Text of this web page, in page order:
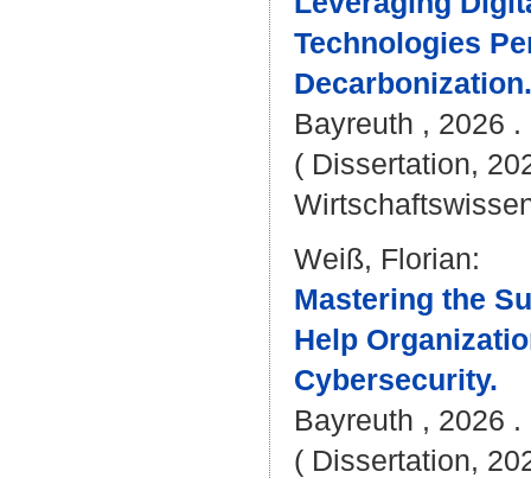
Technologies
Decarbonization.
Bayreuth , 2026
( Dissertation,
Weiß, Florian:
Mastering the
Help
Cybersecurity.
Bayreuth , 2026
( Dissertation,